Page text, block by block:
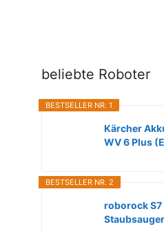
beliebte Roboter
BESTSELLER NR. 1
Kärcher
WV 6 Plus
BESTSELLER NR. 2
roborock S7